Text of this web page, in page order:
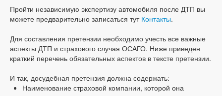
Пройти независимую экспертизу автомобиля после ДТП вы
можете предварительно записаться тут Контакты.
Для составления претензии необходимо учесть все важные
аспекты ДТП и страхового случая ОСАГО. Ниже приведен
краткий перечень обязательных аспектов в тексте претензии.
И так, досудебная претензия должна содержать:
Наименование страховой компании, которой она